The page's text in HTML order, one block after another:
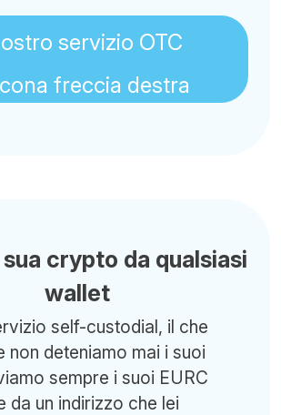
servizio OTC
crypto da qualsiasi
wallet
self-custodial, il che
non deteniamo mai i suoi
sempre i suoi EURC
da un indirizzo che lei